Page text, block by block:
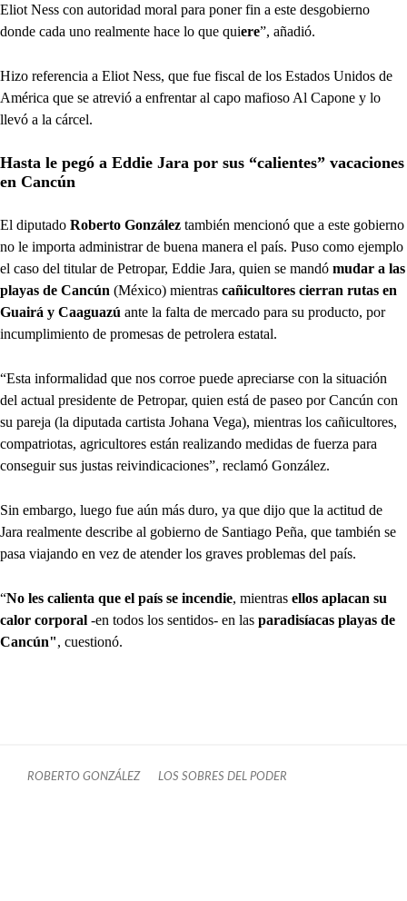
Eliot Ness con autoridad moral para poner fin a este desgobierno
donde cada uno realmente hace lo que quiere”, añadió.
Hizo referencia a Eliot Ness, que fue fiscal de los Estados Unidos de
América que se atrevió a enfrentar al capo mafioso Al Capone y lo
llevó a la cárcel.
Hasta le pegó a Eddie Jara por sus “calientes” vacaciones
en Cancún
El diputado Roberto González también mencionó que a este gobierno
no le importa administrar de buena manera el país. Puso como ejemplo
el caso del titular de Petropar, Eddie Jara, quien se mandó mudar a las
playas de Cancún (México) mientras cañicultores cierran rutas en
Guairá y Caaguazú ante la falta de mercado para su producto, por
incumplimiento de promesas de petrolera estatal.
“Esta informalidad que nos corroe puede apreciarse con la situación
del actual presidente de Petropar, quien está de paseo por Cancún con
su pareja (la diputada cartista Johana Vega), mientras los cañicultores,
compatriotas, agricultores están realizando medidas de fuerza para
conseguir sus justas reivindicaciones”, reclamó González.
Sin embargo, luego fue aún más duro, ya que dijo que la actitud de
Jara realmente describe al gobierno de Santiago Peña, que también se
pasa viajando en vez de atender los graves problemas del país.
“No les calienta que el país se incendie, mientras ellos aplacan su
calor corporal -en todos los sentidos- en las paradisíacas playas de
Cancún", cuestionó.
ROBERTO GONZÁLEZ LOS SOBRES DEL PODER